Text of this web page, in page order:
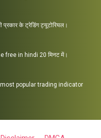
के ट्रेडिंग ट्यूटोरियल।
free in hindi 20 मिनट में।
popular trading indicator